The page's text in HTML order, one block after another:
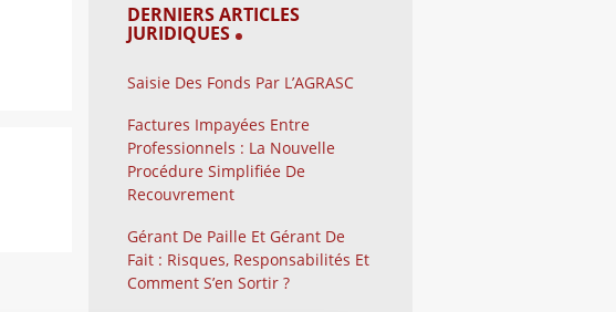
DERNIERS ARTICLES
JURIDIQUES
Saisie Des Fonds Par L’AGRASC
Factures Impayées Entre
Professionnels : La Nouvelle
Procédure Simplifiée De
Recouvrement
Gérant De Paille Et Gérant De
Fait : Risques, Responsabilités Et
Comment S’en Sortir ?